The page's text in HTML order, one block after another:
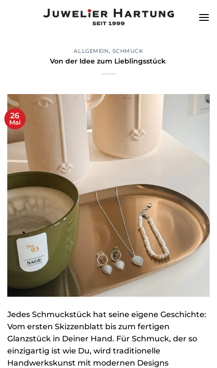
ALLGEMEIN, SCHMUCK
Von der Idee zum Lieblingsstück ️
26
Mai
Jedes Schmuckstück hat seine eigene Geschichte:
Vom ersten Skizzenblatt bis zum fertigen
Glanzstück in Deiner Hand. Für Schmuck, der so
einzigartig ist wie Du, wird traditionelle
Handwerkskunst mit modernen Designs